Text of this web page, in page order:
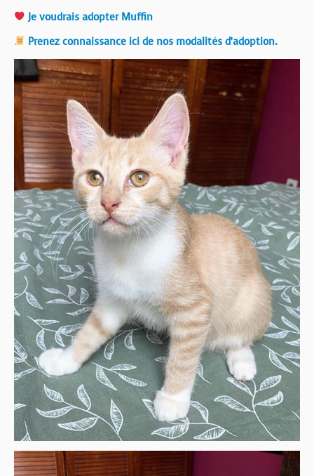
Je voudrais adopter Muffin
Prenez connaissance ici de nos modalités d’adoption.